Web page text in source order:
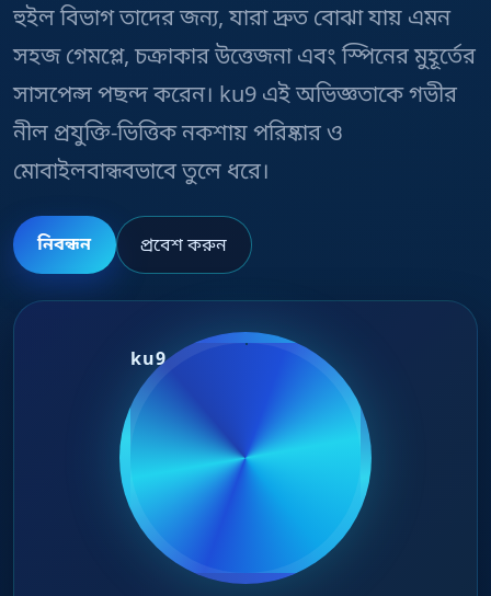
হুইল বিভাগ তাদের জন্য, যারা দ্রুত বোঝা যায় এমন
সহজ গেমপ্লে, চক্রাকার উত্তেজনা এবং স্পিনের মুহূর্তের
সাসপেন্স পছন্দ করেন। ku9 এই অভিজ্ঞতাকে গভীর
নীল প্রযুক্তি-ভিত্তিক নকশায় পরিষ্কার ও
মোবাইলবান্ধবভাবে তুলে ধরে।
নিবন্ধন প্রবেশ করুন
ku9